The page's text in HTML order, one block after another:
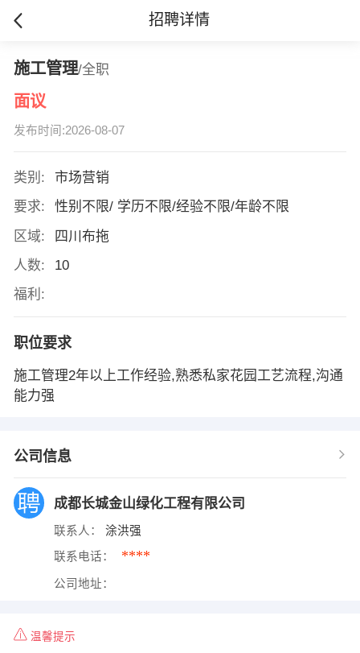
招聘详情
施工管理/全职
面议
发布时间:2026-08-07
类别:
市场营销
要求:
性别不限/ 学历不限/经验不限/年龄不限
区域:
四川布拖
人数:
10
福利:
职位要求
施工管理2年以上工作经验,熟悉私家花园工艺流程,沟通
能力强
公司信息
成都长城金山绿化工程有限公司
联系人： 涂洪强
联系电话： ****
公司地址：
温馨提示